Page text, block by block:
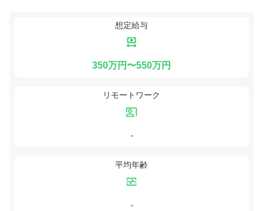
想定給与
350万円〜550万円
リモートワーク
-
平均年齢
-